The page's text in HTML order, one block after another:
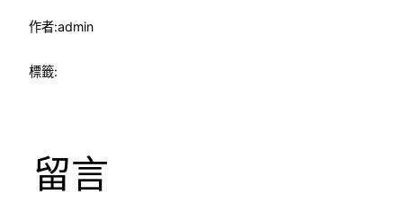
作者:admin
標籤:
留言